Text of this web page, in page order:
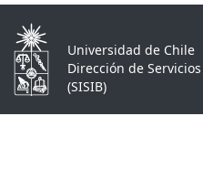
Universidad de Chile
Dirección de
(SISIB)